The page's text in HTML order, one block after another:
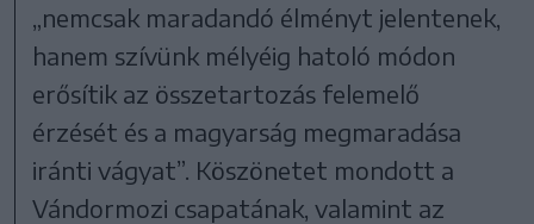
„nemcsak maradandó élményt jelentenek,
hanem szívünk mélyéig hatoló módon
erősítik az összetartozás felemelő
érzését és a magyarság megmaradása
iránti vágyat”. Köszönetet mondott a
Vándormozi csapatának, valamint az